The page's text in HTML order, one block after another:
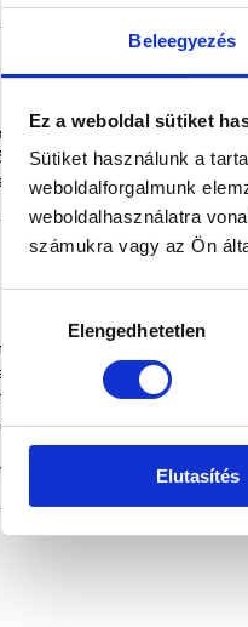
Beleegyezés
Ez a weboldal sütiket
Sütiket használunk a
weboldalforgalmunk
weboldalhasználatra
számukra vagy az Ön
kiválasztásaElengedhetetlen
Elutasítés
06-ig, a szabad helyek
kivételével.
fizetendő.
felszerelt szoba található,
wifin keresztül. Ha
egy jó pingpong
üljetek be egy laza
modern szobák. Mini